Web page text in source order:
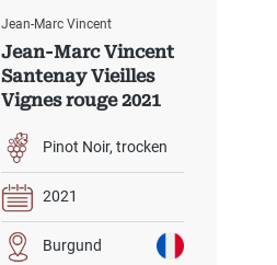
Jean-Marc Vincent
Jean-Marc Vincent
Santenay Vieilles
Vignes rouge 2021
Pinot Noir trocken
2021
Burgund